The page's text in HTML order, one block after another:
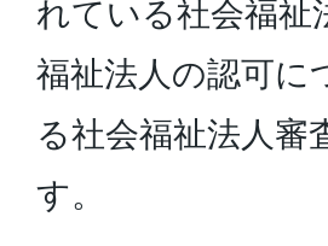
れている社会福祉
福祉法人の認可に
る社会福祉法人審
す。